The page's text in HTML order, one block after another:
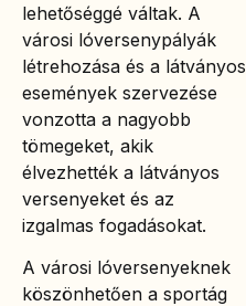
lehetőséggé váltak. A
városi lóversenypályák
létrehozása és a látványos
események szervezése
vonzotta a nagyobb
tömegeket, akik
élvezhették a látványos
versenyeket és az
izgalmas fogadásokat.
A városi lóversenyeknek
köszönhetően a sportág